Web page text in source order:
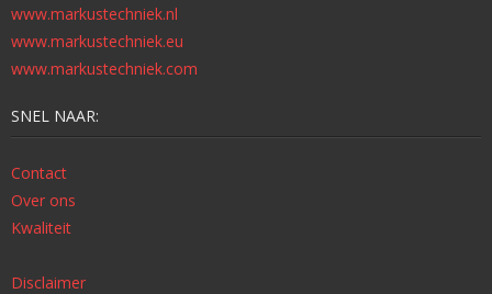
www.markustechniek.nl
www.markustechniek.eu
www.markustechniek.com
SNEL NAAR:
Contact
Over ons
Kwaliteit
Disclaimer